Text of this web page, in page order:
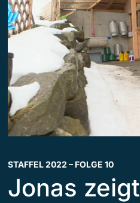
STAFFEL 2022 – FOLGE 10
Jonas